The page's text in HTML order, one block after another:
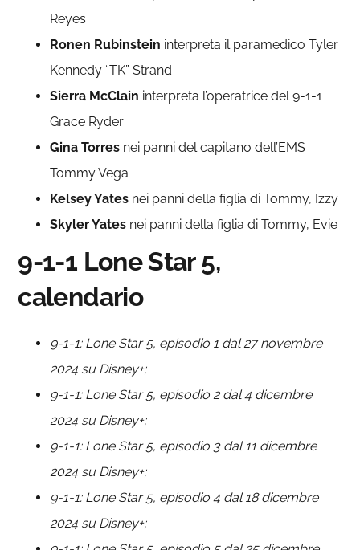
Reyes
Ronen Rubinstein interpreta il paramedico Tyler
Kennedy “TK” Strand
Sierra McClain interpreta l’operatrice del 9-1-1
Grace Ryder
Gina Torres nei panni del capitano dell’EMS
Tommy Vega
Kelsey Yates nei panni della figlia di Tommy, Izzy
Skyler Yates nei panni della figlia di Tommy, Evie
9-1-1 Lone Star 5,
calendario
9-1-1: Lone Star 5, episodio 1 dal 27 novembre
2024 su Disney+;
9-1-1: Lone Star 5, episodio 2 dal 4 dicembre
2024 su Disney+;
9-1-1: Lone Star 5, episodio 3 dal 11 dicembre
2024 su Disney+;
9-1-1: Lone Star 5, episodio 4 dal 18 dicembre
2024 su Disney+;